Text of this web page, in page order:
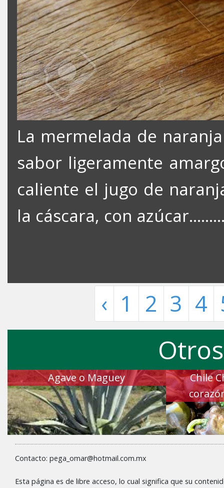
La mermelada de
sabor ligeramente
caliente el jugo de
la cáscara, con
‹ 1 2 3 4
Agave o Maguey
Chile
Contacto: pega_omar@hotmail.com.mx
Esta página es de libre acceso, lo cual significa que su